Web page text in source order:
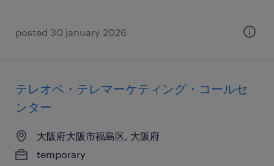
posted 30 january 2026
テレオペ・テレマーケティング・コールセ
ンター
大阪府大阪市福島区, 大阪府
temporary